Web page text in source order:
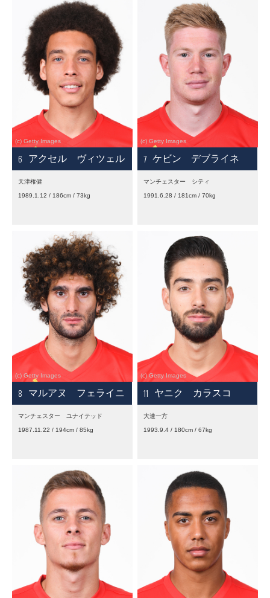
6 アクセル ヴィツェル
天津権健
1989.1.12 / 186cm / 73kg
7 ケビン デブライネ
マンチェスター シティ
1991.6.28 / 181cm / 70kg
8 マルアヌ フェライニ
マンチェスター ユナイテッド
1987.11.22 / 194cm / 85kg
11 ヤニク カラスコ
大連一方
1993.9.4 / 180cm / 67kg